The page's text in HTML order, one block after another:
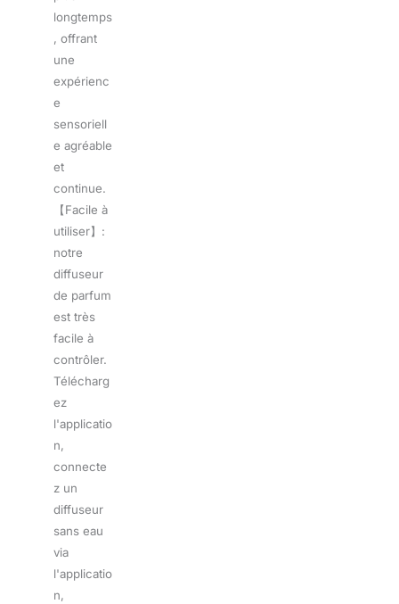
longtemps
, offrant
une
expérienc
e
sensoriell
e agréable
et
continue.
【Facile à
utiliser】:
notre
diffuseur
de parfum
est très
facile à
contrôler.
Télécharg
ez
l'applicatio
n,
connecte
z un
diffuseur
sans eau
via
l'applicatio
n,